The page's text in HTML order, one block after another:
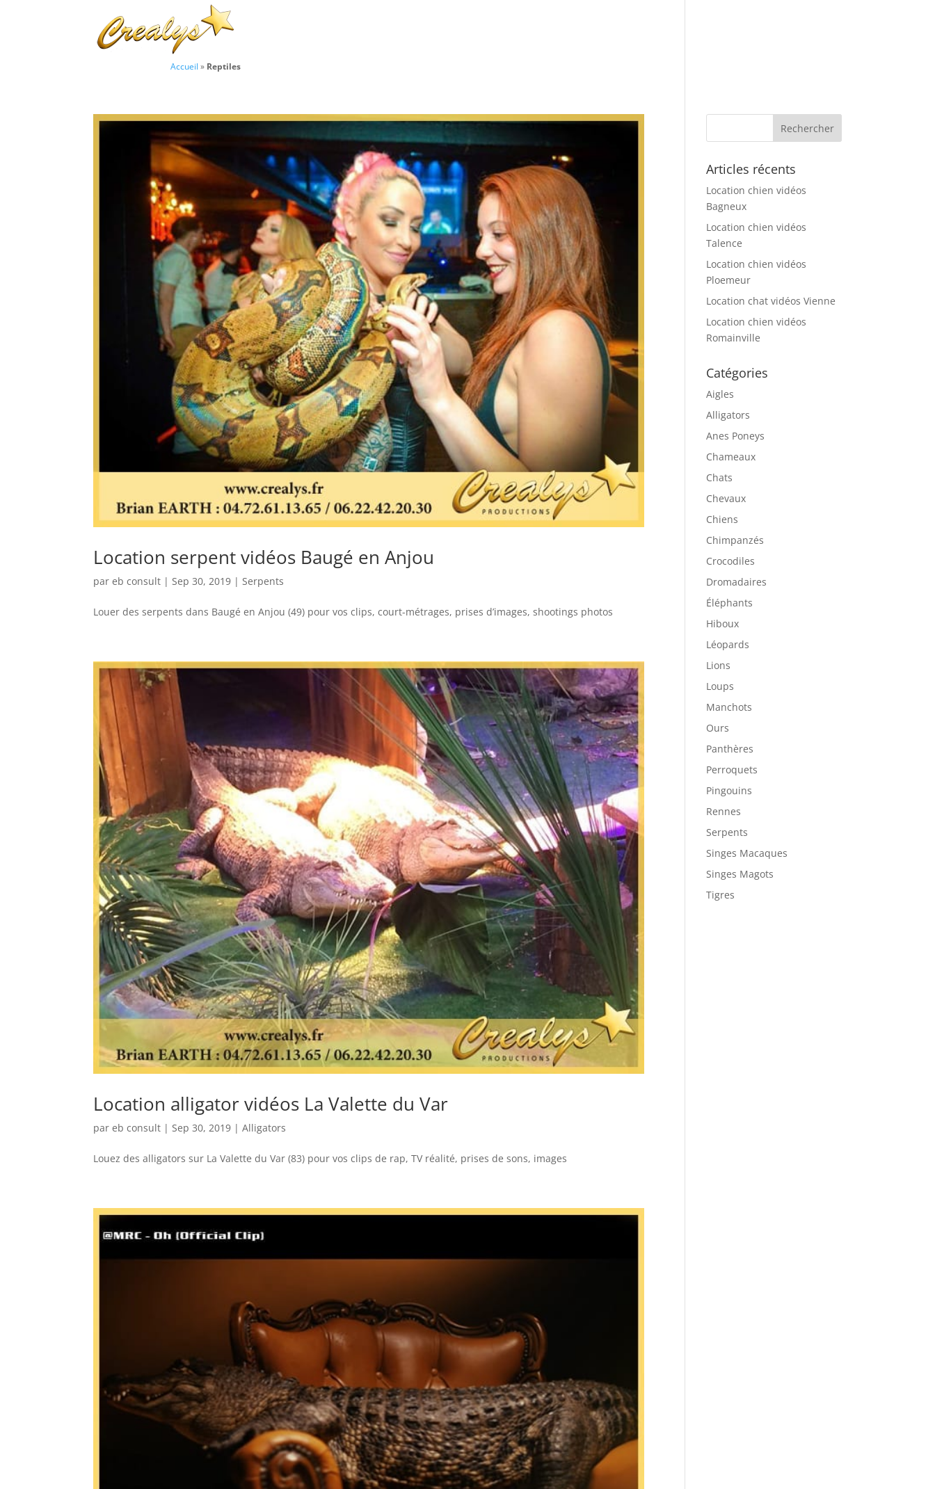
Accueil » Reptiles
Location serpent vidéos Baugé en Anjou
pareb consult | Sep 30, 2019 | Serpents
Louer des serpents dans Baugé en Anjou (49) pour vos clips, court-métrages, prises d’images, shootings photos
Location alligator vidéos La Valette du Var
pareb consult |Sep 30, 2019 |Alligators
Louez des alligators sur La Valette du Var (83) pour vos clips de rap, TV réalité, prises de sons, images
Articles récents
Location chien vidéos
Bagneux
Location chien vidéos
Talence
Location chien vidéos
Ploemeur
Location chat vidéos Vienne
Location chien vidéos
Romainville
Catégories
Aigles
Alligators
Anes Poneys
Chameaux
Chats
Chevaux
Chiens
Chimpanzés
Crocodiles
Dromadaires
Éléphants
Hiboux
Léopards
Lions
Loups
Manchots
Ours
Panthères
Perroquets
Pingouins
Rennes
Serpents
Singes Macaques
Singes Magots
Tigres